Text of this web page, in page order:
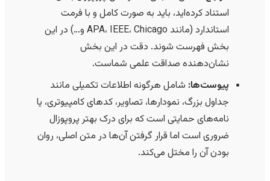
استناد کرده‌اید، باید به صورت کامل و با فرمت
استاندارد (مانند APA، IEEE، Chicago و…) در این
بخش فهرست شوند. دقت در این بخش
نشان‌دهنده صداقت علمی شماست.
پیوست‌ها: شامل هرگونه اطلاعات تکمیلی مانند
جداول بزرگ، نمودارها، تصاویر، کدهای کامپیوتری، یا
نامه‌های حمایتی است که برای درک بهتر پروپوزال
ضروری است اما قرار گرفتن آن‌ها در متن اصلی، روان
بودن آن را مختل می‌کند.